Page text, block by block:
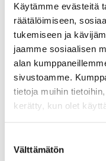
Käytämme evästeitä
räätälöimiseen,
tukemiseen ja
jaamme sosiaalisen
alan
sivustoamme.
tietoja muihin
kerätty, kun olet
valinta
Välttämätön
Edistyneiden tunneilla
kokemus ja vahva
tahdissa ja vaativat
työskentelyyn.
Lisäksi tunneilla
esiintymisharjoituksia.
näytöksissä
kilpailutoimintaan.
Edistyneiden opinnot